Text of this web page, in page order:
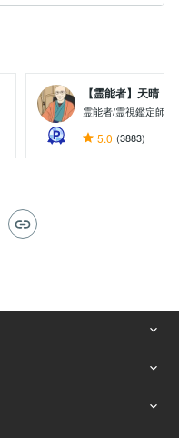
【霊能者】天晴
霊能者/霊視鑑定師
5.0 (3883)